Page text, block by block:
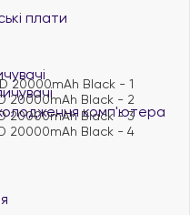
плати
комп'ютера